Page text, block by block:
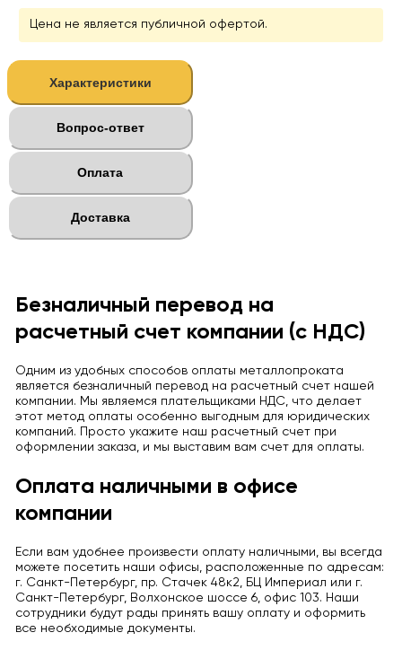
Цена не является публичной офертой.
Характеристики
Вопрос-ответ
Оплата
Доставка
Безналичный перевод на
расчетный счет компании (с НДС)
Одним из удобных способов оплаты металлопроката
является безналичный перевод на расчетный счет нашей
компании. Мы являемся плательщиками НДС, что делает
этот метод оплаты особенно выгодным для юридических
компаний. Просто укажите наш расчетный счет при
оформлении заказа, и мы выставим вам счет для оплаты.
Оплата наличными в офисе
компании
Если вам удобнее произвести оплату наличными, вы всегда
можете посетить наши офисы, расположенные по адресам:
г. Санкт-Петербург, пр. Стачек 48к2, БЦ Империал или г.
Санкт-Петербург, Волхонское шоссе 6, офис 103. Наши
сотрудники будут рады принять вашу оплату и оформить
все необходимые документы.